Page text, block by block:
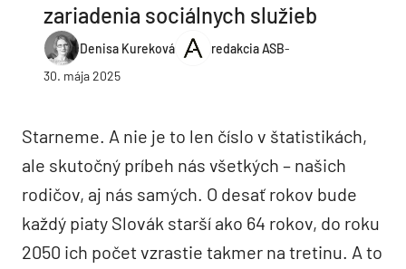
zariadenia sociálnych služieb
Denisa Kureková redakcia ASB-
30. mája 2025
Starneme. A nie je to len číslo v štatistikách,
ale skutočný príbeh nás všetkých – našich
rodičov, aj nás samých. O desať rokov bude
každý piaty Slovák starší ako 64 rokov, do roku
2050 ich počet vzrastie takmer na tretinu. A to